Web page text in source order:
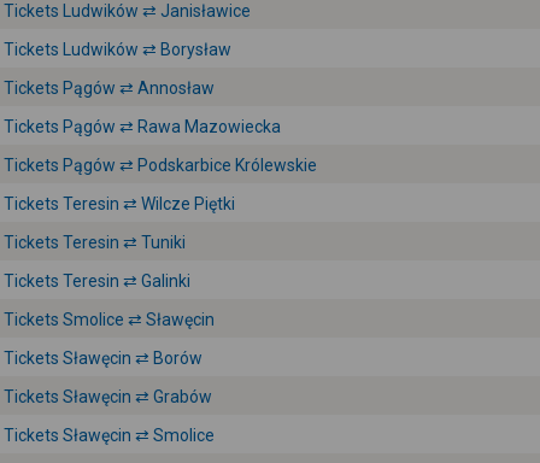
Tickets Ludwików ⇄ Janisławice
Tickets Ludwików ⇄ Borysław
Tickets Pągów ⇄ Annosław
Tickets Pągów ⇄ Rawa Mazowiecka
Tickets Pągów ⇄ Podskarbice Królewskie
Tickets Teresin ⇄ Wilcze Piętki
Tickets Teresin ⇄ Tuniki
Tickets Teresin ⇄ Galinki
Tickets Smolice ⇄ Sławęcin
Tickets Sławęcin ⇄ Borów
Tickets Sławęcin ⇄ Grabów
Tickets Sławęcin ⇄ Smolice